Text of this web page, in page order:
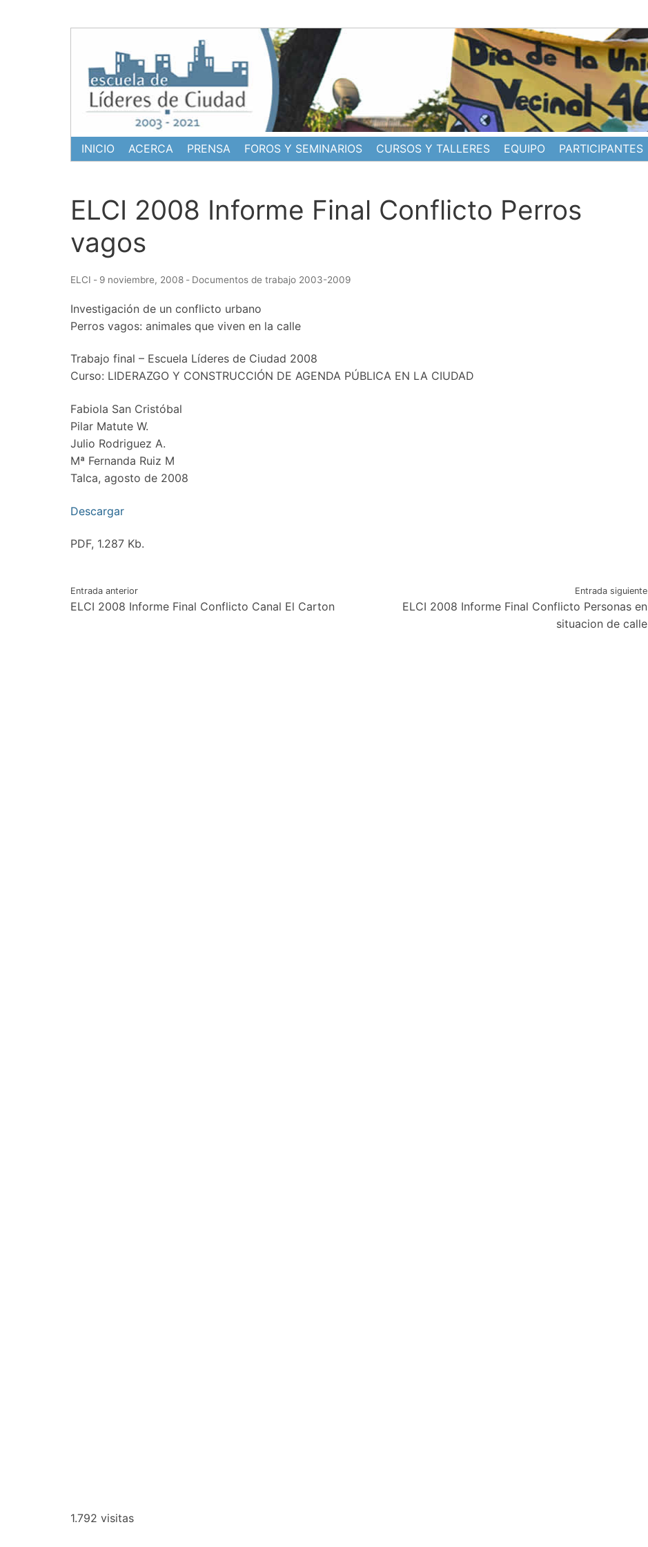
INICIO ACERCA PRENSA FOROS Y SEMINARIOS CURSOS Y TALLERES EQUIPO PARTICIPANTES
ELCI 2008 Informe Final Conflicto Perros
vagos
ELCI - 9 noviembre, 2008 - Documentos de trabajo 2003-2009
Investigación de un conflicto urbano
Perros vagos: animales que viven en la calle
Trabajo final – Escuela Líderes de Ciudad 2008
Curso: LIDERAZGO Y CONSTRUCCIÓN DE AGENDA PÚBLICA EN LA CIUDAD
Fabiola San Cristóbal
Pilar Matute W.
Julio Rodriguez A.
Mª Fernanda Ruiz M
Talca, agosto de 2008
Descargar
PDF, 1.287 Kb.
Navegación
Entrada anterior
ELCI 2008 Informe Final Conflicto Canal El Carton
Entrada siguiente
ELCI 2008 Informe Final Conflicto Personas en
situacion de calle
1.792 visitas